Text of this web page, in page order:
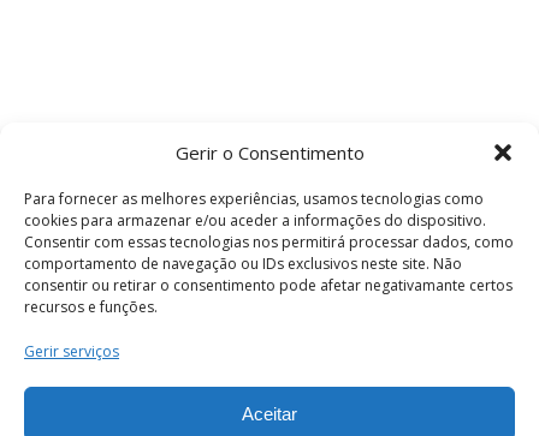
Gerir o Consentimento
Para fornecer as melhores experiências, usamos tecnologias como
cookies para armazenar e/ou aceder a informações do dispositivo.
Consentir com essas tecnologias nos permitirá processar dados, como
comportamento de navegação ou IDs exclusivos neste site. Não
consentir ou retirar o consentimento pode afetar negativamante certos
recursos e funções.
Gerir serviços
Aceitar
Termos e Condições